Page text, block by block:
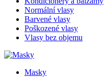
Normální vlasy
Barvené vlasy
Poškozené vlasy
Vlasy bez objemu
Masky